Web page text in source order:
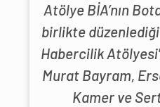
Atölye BİA’nın
birlikte
Habercilik
Murat Bayram,
Kamer ve